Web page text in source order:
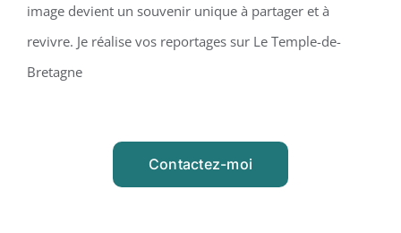
image devient un souvenir unique à partager et à
revivre. Je réalise vos reportages sur Le Temple-de-
Bretagne
Contactez-moi